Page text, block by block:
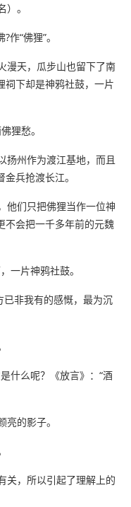
。
“佛狸”。
漫天，瓜步山也留下了南
祠下却是神鸦社鼓，一片
狸愁。
扬州作为渡江基地，而且
兵抢渡长江。
他们只把佛狸当作一位神
不会把一千多年前的元魏
一片神鸦社鼓。
已非我有的感慨，最为沉
什么呢？《放言》：“酒
的影子。
关，所以引起了理解上的